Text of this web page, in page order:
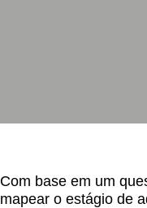
Com base em um
mapear o estágio de